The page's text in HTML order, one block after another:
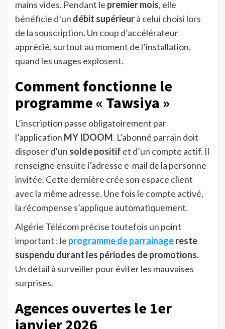
mains vides. Pendant le premier mois, elle
bénéficie d’un débit supérieurà celui choisi lors
de la souscription. Un coup d’accélérateur
apprécié, surtout au moment de l’installation,
quand les usages explosent.
Comment fonctionne le
programme « Tawsiya »
L’inscription passe obligatoirement par
l’application MY IDOOM. L’abonné parrain doit
disposer d’un solde positif et d’un compte actif. Il
renseigne ensuite l’adresse e-mail de la personne
invitée. Cette dernière crée son espace client
avec la même adresse. Une fois le compte activé,
la récompense s’applique automatiquement.
Algérie Télécom précise toutefois un point
important : le programme de parrainagereste
suspendu durant les périodes de promotions.
Un détail à surveiller pour éviter les mauvaises
surprises.
Agences ouvertes le 1er
janvier 2026